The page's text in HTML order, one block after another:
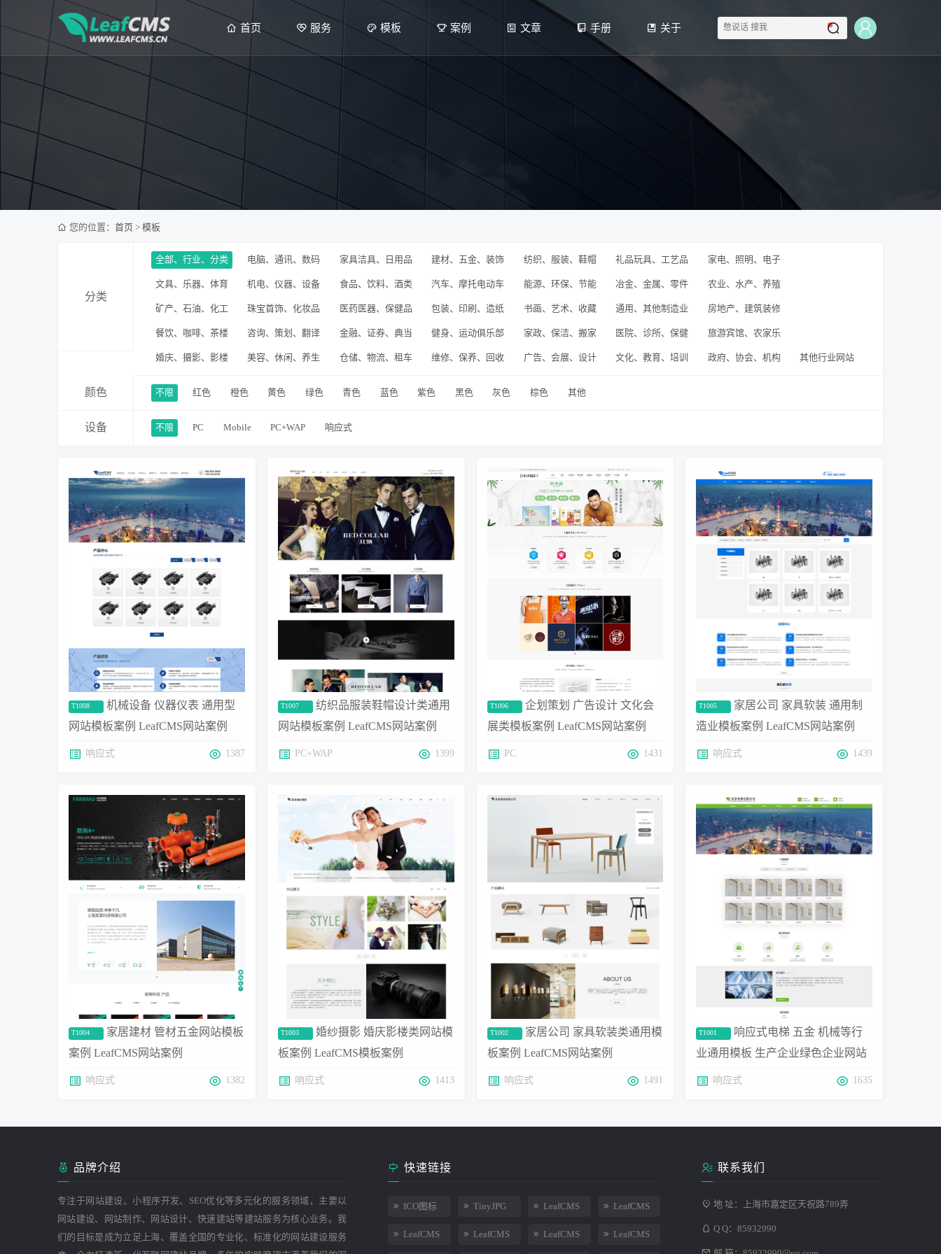
首页 服务 模板 案例 文章 手册 关于
您的位置： 首页 > 模板
分类
全部、行业、分类 电脑、通讯、数码 家具洁具、日用品 建材、五金、装饰 纺织、服装、鞋帽 礼品玩具、工艺品 家电、照明、电子
文具、乐器、体育 机电、仪器、设备 食品、饮料、酒类 汽车、摩托电动车 能源、环保、节能 冶金、金属、零件 农业、水产、养殖
矿产、石油、化工 珠宝首饰、化妆品 医药医器、保健品 包装、印刷、造纸 书画、艺术、收藏 通用、其他制造业 房地产、建筑装修
餐饮、咖啡、茶楼 咨询、策划、翻译 金融、证券、典当 健身、运动俱乐部 家政、保洁、搬家 医院、诊所、保健 旅游宾馆、农家乐
婚庆、摄影、影楼 美容、休闲、养生 仓储、物流、租车 维修、保养、回收 广告、会展、设计 文化、教育、培训 政府、协会、机构 其他行业网站
颜色 不限 红色 橙色 黄色 绿色 青色 蓝色 紫色 黑色 灰色 棕色 其他
设备 不限 PC Mobile PC+WAP 响应式
机械设备 仪器仪表 通用型
网站模板案例 LeafCMS网站案例
T1008
响应式 1387
纺织品服装鞋帽设计类通用
网站模板案例 LeafCMS网站案例
T1007
PC+WAP 1399
企划策划 广告设计 文化会
展类模板案例 LeafCMS网站案例
T1006
PC 1431
家居公司 家具软装 通用制
造业模板案例 LeafCMS网站案例
T1005
响应式 1439
家居建材 管材五金网站模板
案例 LeafCMS网站案例
T1004
响应式 1382
婚纱摄影 婚庆影楼类网站模
板案例 LeafCMS模板案例
T1003
响应式 1413
家居公司 家具软装类通用模
板案例 LeafCMS网站案例
T1002
响应式 1491
响应式电梯 五金 机械等行
业通用模板 生产企业绿色企业网站
模板
T1001
响应式 1635
品牌介绍
专注于网站建设、小程序开发、SEO优化等多元化的服务领域，主要以
网站建设、网站制作、网站设计、快速建站等建站服务为核心业务。我
们的目标是成为立足上海、覆盖全国的专业化、标准化的网站建设服务
快速链接
ICO图标 TinyJPG LeafCMS LeafCMS
LeafCMS LeafCMS LeafCMS LeafCMS
联系我们
地 址：上海市嘉定区天祝路789弄
Q Q：85932990